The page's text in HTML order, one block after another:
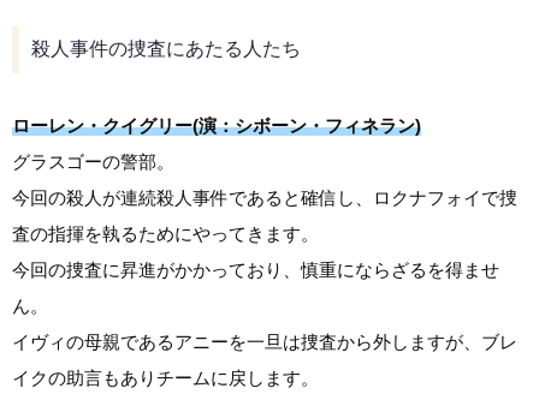
殺人事件の捜査にあたる人たち
ローレン・クイグリー(演：シボーン・フィネラン)
グラスゴーの警部。
今回の殺人が連続殺人事件であると確信し、ロクナフォイで捜
査の指揮を執るためにやってきます。
今回の捜査に昇進がかかっており、慎重にならざるを得ませ
ん。
イヴィの母親であるアニーを一旦は捜査から外しますが、ブレ
イクの助言もありチームに戻します。